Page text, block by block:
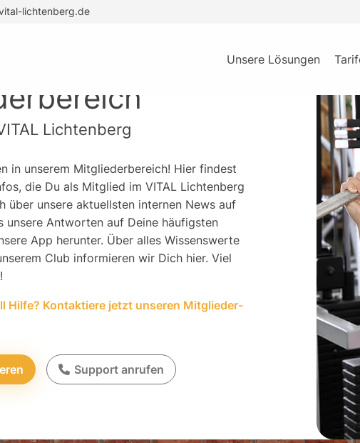
lichtenberg.de
Unsere Lösungen
Lichtenberg
in unserem Mitgliederbereich! Hier findest
die Du als Mitglied im VITAL Lichtenberg
über unsere aktuellsten internen News auf
unsere Antworten auf Deine häufigsten
App herunter. Über alles Wissenswerte
Club informieren wir Dich hier. Viel
Hilfe? Kontaktiere jetzt unseren Mitglieder-
Support anrufen